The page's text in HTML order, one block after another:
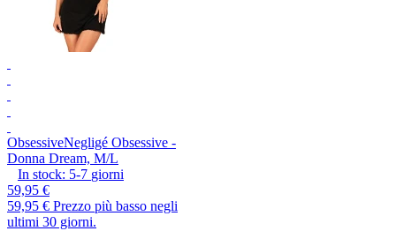
ObsessiveNegligé Obsessive -
Donna Dream, M/L
In stock: 5-7 giorni
59,95 €
59,95 € Prezzo più basso negli
ultimi 30 giorni.